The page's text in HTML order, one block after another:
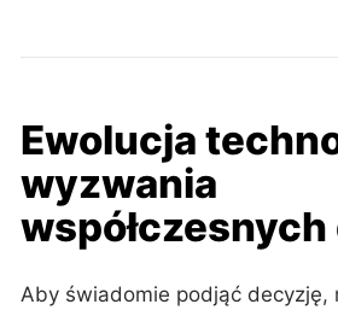
Ewolucja
wyzwania
Aby świadomie podjąć decyzję,